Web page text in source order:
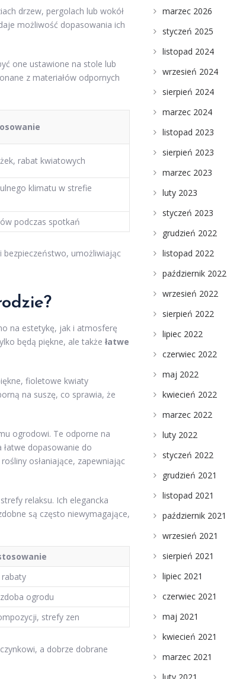
drzew, pergolach lub wokół
możliwość dopasowania ich
one ustawione na stole lub
z materiałów odpornych
rabat kwiatowych
klimatu w strefie
podczas spotkań
bezpieczeństwo, umożliwiając
na estetykę, jak i atmosferę
będą piękne, ale także łatwe
fioletowe kwiaty
na suszę, co sprawia, że
ogrodowi. Te odporne na
dopasowanie do
osłaniające, zapewniając
relaksu. Ich elegancka
są często niewymagające,
rabaty
ogrodu
strefy zen
a dobrze dobrane
marzec 2026
styczeń 2025
listopad 2024
wrzesień 2024
sierpień 2024
marzec 2024
listopad 2023
sierpień 2023
marzec 2023
luty 2023
styczeń 2023
grudzień 2022
listopad 2022
październik 2022
wrzesień 2022
sierpień 2022
lipiec 2022
czerwiec 2022
maj 2022
kwiecień 2022
marzec 2022
luty 2022
styczeń 2022
grudzień 2021
listopad 2021
październik 2021
wrzesień 2021
sierpień 2021
lipiec 2021
czerwiec 2021
maj 2021
kwiecień 2021
marzec 2021